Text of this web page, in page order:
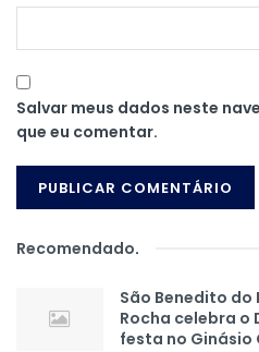
Salvar meus dados neste
que eu comentar.
Recomendado.
São Benedito do
Rocha celebra o
festa no Ginásio